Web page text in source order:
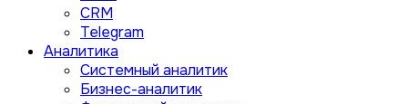
CRM
Telegram
Аналитика
Системный аналитик
Бизнес-аналитик